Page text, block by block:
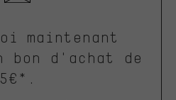
maintenant
bon d'achat de
5€*.